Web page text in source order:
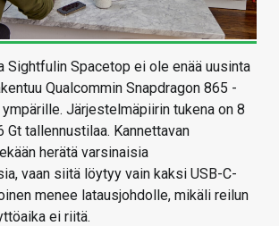
Sightfulin Spacetop ei ole enää uusinta
Qualcommin Snapdragon 865 -
Järjestelmäpiirin tukena on 8
Gt tallennustilaa. Kannettavan
herätä varsinaisia
vaan siitä löytyy vain kaksi USB-C-
menee latausjohdolle, mikäli reilun
ei riitä.